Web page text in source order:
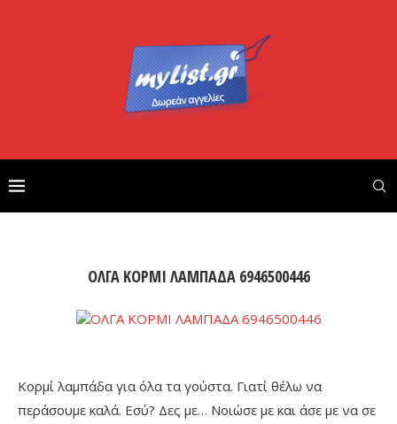
ΟΛΓΑ ΚΟΡΜΙ ΛΑΜΠΑΔΑ 6946500446
Κορμί λαμπάδα για όλα τα γούστα. Γιατί θέλω να
περάσουμε καλά. Εσύ? Δες με… Νοιώσε με και άσε με να σε